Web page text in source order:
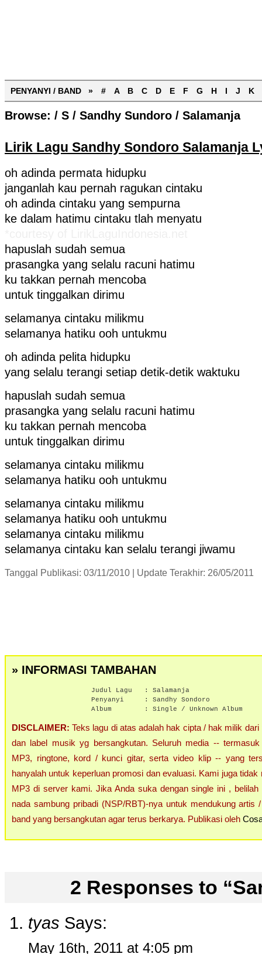
PENYANYI / BAND » # A B C D E F G H I J K
Browse: / S / Sandhy Sundoro / Salamanja
Lirik Lagu Sandhy Sondoro Salamanja
oh adinda permata hidupku
janganlah kau pernah ragukan cintaku
oh adinda cintaku yang sempurna
ke dalam hatimu cintaku tlah menyatu
hapuslah sudah semua
prasangka yang selalu racuni hatimu
ku takkan pernah mencoba
untuk tinggalkan dirimu
selamanya cintaku milikmu
selamanya hatiku ooh untukmu
oh adinda pelita hidupku
yang selalu terangi setiap detik-detik waktuku
hapuslah sudah semua
prasangka yang selalu racuni hatimu
ku takkan pernah mencoba
untuk tinggalkan dirimu
selamanya cintaku milikmu
selamanya hatiku ooh untukmu
selamanya cintaku milikmu
selamanya hatiku ooh untukmu
selamanya cintaku milikmu
selamanya cintaku kan selalu terangi jiwamu
Tanggal Publikasi: 03/11/2010 | Update Terakhir: 26/05/2011
» INFORMASI TAMBAHAN
Judul Lagu : Salamanja
Penyanyi : Sandhy Sondoro
Album : Single / Unknown Album
DISCLAIMER: Teks lagu di atas adalah hak cipta / hak milik dari
dan label musik yg bersangkutan. Seluruh media -- termasuk
MP3, ringtone, kord / kunci gitar, serta video klip -- yang
hanyalah untuk keperluan promosi dan evaluasi. Kami juga tidak
MP3 di server kami. Jika Anda suka dengan single ini ,
nada sambung pribadi (NSP/RBT)-nya untuk mendukung artis
band yang bersangkutan agar terus berkarya. Publikasi oleh
2 Responses to
tyas Says:
May 16th, 2011 at 4:05 pm